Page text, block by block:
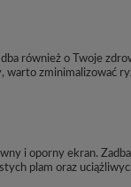
również o Twoje
zminimalizować
i oporny ekran.
plam oraz